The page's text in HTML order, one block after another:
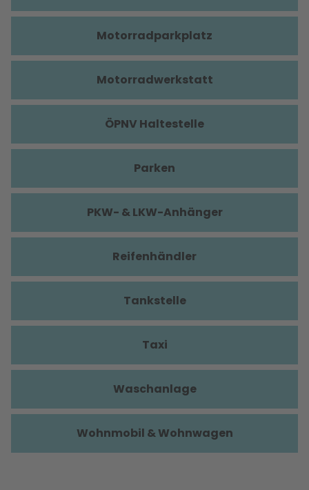
Motorradparkplatz
Motorradwerkstatt
ÖPNV Haltestelle
Parken
PKW- & LKW-Anhänger
Reifenhändler
Tankstelle
Taxi
Waschanlage
Wohnmobil & Wohnwagen